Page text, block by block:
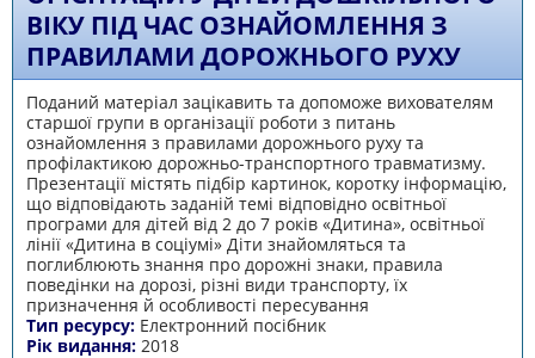
ВІКУ ПІД ЧАС ОЗНАЙОМЛЕННЯ З
ПРАВИЛАМИ ДОРОЖНЬОГО РУХУ
Поданий матеріал зацікавить та допоможе вихователям
старшої групи в організації роботи з питань
ознайомлення з правилами дорожнього руху та
профілактикою дорожньо-транспортного травматизму.
Презентації містять підбір картинок, коротку інформацію,
що відповідають заданій темі відповідно освітньої
програми для дітей від 2 до 7 років «Дитина», освітньої
лінії «Дитина в соціумі» Діти знайомляться та
поглиблюють знання про дорожні знаки, правила
поведінки на дорозі, різні види транспорту, їх
призначення й особливості пересування
Тип ресурсу: Електронний посібник
Рік видання: 2018